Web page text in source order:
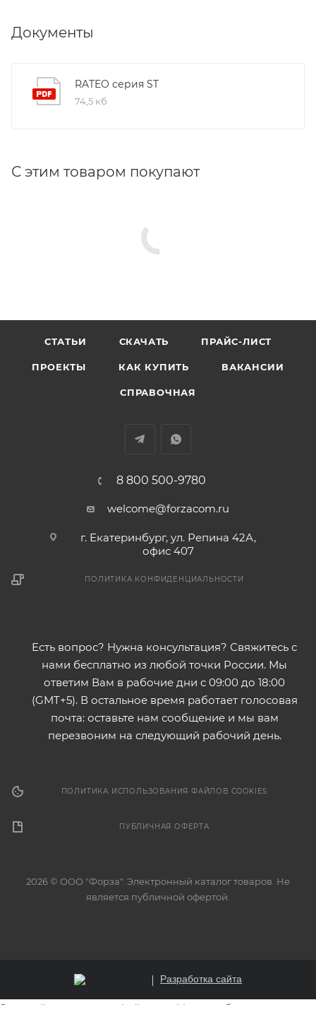
Документы
RATEO серия ST
74,5 кб
С этим товаром покупают
СТАТЬИ СКАЧАТЬ ПРАЙС-ЛИСТ
ПРОЕКТЫ КАК КУПИТЬ ВАКАНСИИ
СПРАВОЧНАЯ
8 800 500-9780
welcome@forzacom.ru
г. Екатеринбург, ул. Репина 42А,
офис 407
ПОЛИТИКА КОНФИДЕНЦИАЛЬНОСТИ
Есть вопрос? Нужна консультация? Свяжитесь с
нами бесплатно из любой точки России. Мы
ответим Вам в рабочие дни с 09:00 до 18:00
(GMT+5). В остальное время работает голосовая
почта: оставьте нам сообщение и мы вам
перезвоним на следующий рабочий день.
ПОЛИТИКА ИСПОЛЬЗОВАНИЯ ФАЙЛОВ COOKIES
ПУБЛИЧНАЯ ОФЕРТА
2026 © ООО "Форза". Электронный каталог товаров. Не
является публичной офертой.
Разработка сайта
Этот сайт использует файлы cookie для обеспечения